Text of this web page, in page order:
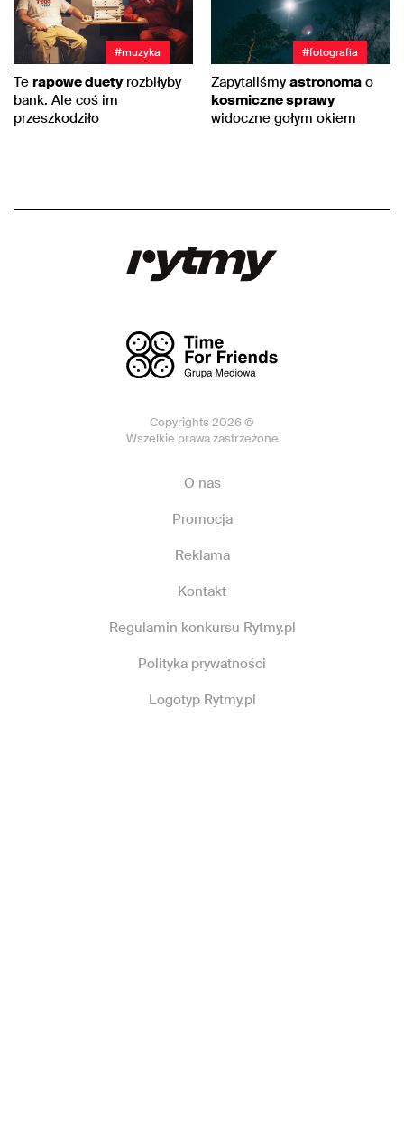
#muzyka
Te rapowe duetyrozbiłyby
bank. Ale coś im
przeszkodziło
#fotografia
Zapytaliśmy astronoma o
kosmiczne sprawy
widoczne gołym okiem
Copyrights 2026 ©
Wszelkie prawa zastrzeżone
O nas
Promocja
Reklama
Kontakt
Regulamin konkursu Rytmy.pl
Polityka prywatności
Logotyp Rytmy.pl